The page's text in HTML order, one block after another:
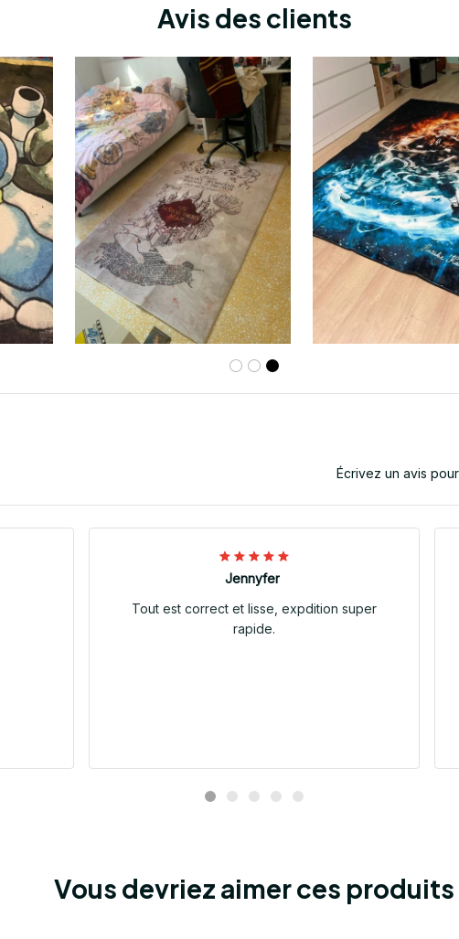
Avis des clients
Écrivez un avis
Jennyfer
Tout est correct et lisse, expdition super
rapide.
Vous devriez aimer ces produits